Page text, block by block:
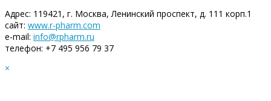
Адрес: 119421, г. Москва, Ленинский проспект, д. 111 корп.1
сайт: www.r-pharm.com
e-mail: info@rpharm.ru
телефон: +7 495 956 79 37
×